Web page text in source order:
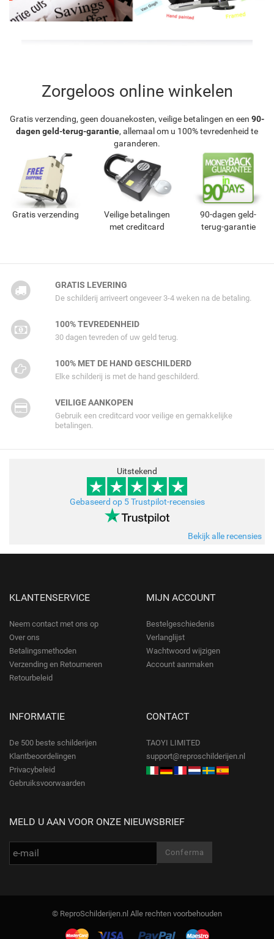
Zorgeloos online winkelen
Gratis verzending, geen douanekosten, veilige betalingen en een 90-
dagen geld-terug-garantie, allemaal om u 100% tevredenheid te
garanderen.
Gratis verzending
Veilige betalingen
met creditcard
90-dagen geld-
terug-garantie
GRATIS LEVERING
De schilderij arriveert ongeveer 3-4 weken na de betaling.
100% TEVREDENHEID
30 dagen tevreden of uw geld terug.
100% MET DE HAND GESCHILDERD
Elke schilderij is met de hand geschilderd.
VEILIGE AANKOPEN
Gebruik een creditcard voor veilige en gemakkelijke
betalingen.
Uitstekend
Gebaseerd op 5 Trustpilot-recensies
Bekijk alle recensies
KLANTENSERVICE
Neem contact met ons op
Over ons
Betalingsmethoden
Verzending en Retourneren
Retourbeleid
MIJN ACCOUNT
Bestelgeschiedenis
Verlanglijst
Wachtwoord wijzigen
Account aanmaken
INFORMATIE
De 500 beste schilderijen
Klantbeoordelingen
Privacybeleid
Gebruiksvoorwaarden
CONTACT
TAOYI LIMITED
support@reproschilderijen.nl
MELD U AAN VOOR ONZE NIEUWSBRIEF
© ReproSchilderijen.nl Alle rechten voorbehouden